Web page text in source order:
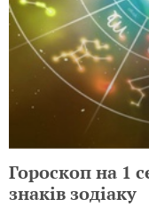
Гороскоп на 1
знаків зодіаку